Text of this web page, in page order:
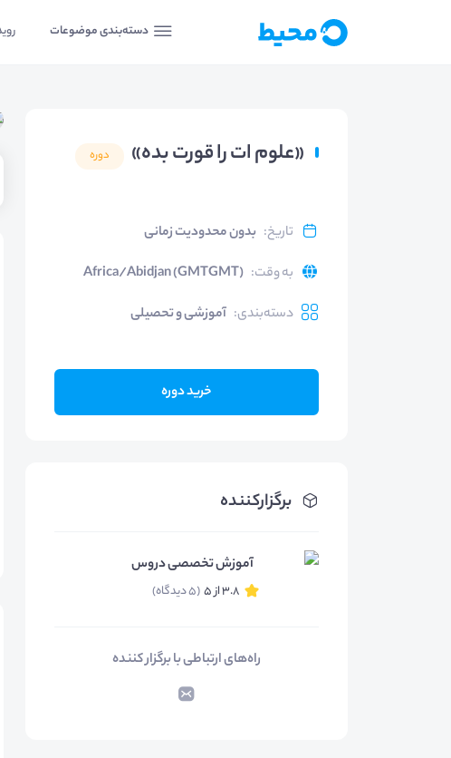
دسته‌بندی موضوعات
«علوم ات را قورت بده» دوره
تاریخ: بدون محدودیت زمانی
به وقت:
Africa/Abidjan (GMTGMT)
دسته‌بندی: آموزشی و تحصیلی
خرید دوره
برگزارکننده
آموزش تخصصی دروس
3.8 از 5 (5 دیدگاه)
راه‌های ارتباطی با برگزار کننده